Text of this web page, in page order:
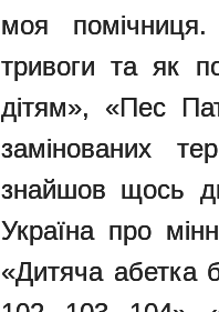
моя
тривоги та як
дітям», «Пес
замінованих
знайшов щось
Україна про
«Дитяча абетка